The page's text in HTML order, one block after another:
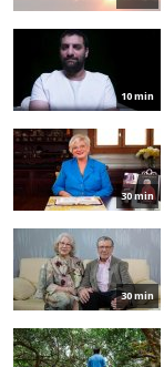
10 min
30 min
30 min